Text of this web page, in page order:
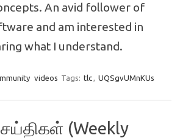
An avid follower of
and am interested in
what I understand.
videos Tags: tlc, UQSgvUMnKUs
(Weekly